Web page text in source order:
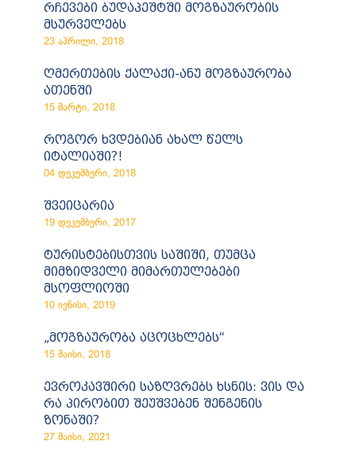
რჩევები ბუდაპეშტში მოგზაურობის
მსურველებს
23 აპრილი, 2018
ღმერთების ქალაქი-ანუ მოგზაურობა
ათენში
15 მარტი, 2018
როგორ ხვდებიან ახალ წელს
იტალიაში?!
04 დეკემბერი, 2018
შვეიცარია
19 დეკემბერი, 2017
ტურისტებისთვის საშიში, თუმცა
მიმზიდველი მიმართულებები
მსოფლიოში
10 ივნისი, 2019
„მოგზაურობა აცოცხლებს“
15 მაისი, 2018
ევროკავშირი საზღვრებს ხსნის: ვის და
რა პირობით შეუშვებენ შენგენის
ზონაში?
27 მაისი, 2021